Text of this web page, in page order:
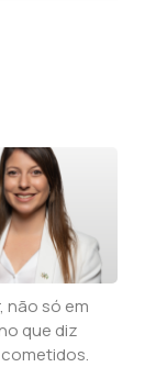
não só em
que diz